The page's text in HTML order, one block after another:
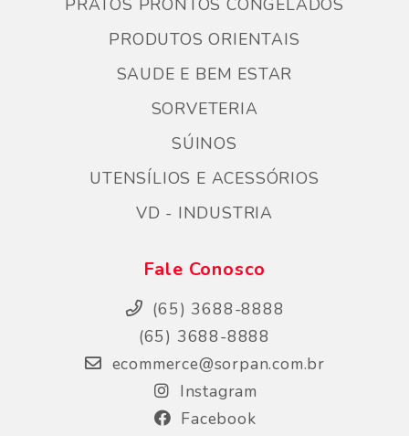
PRATOS PRONTOS CONGELADOS
PRODUTOS ORIENTAIS
SAUDE E BEM ESTAR
SORVETERIA
SÚINOS
UTENSÍLIOS E ACESSÓRIOS
VD - INDUSTRIA
Fale Conosco
(65) 3688-8888
(65) 3688-8888
ecommerce@sorpan.com.br
Instagram
Facebook